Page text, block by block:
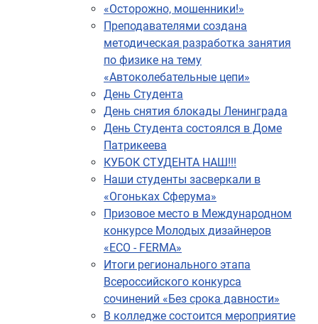
«Осторожно, мошенники!»
Преподавателями создана
методическая разработка занятия
по физике на тему
«Автоколебательные цепи»
День Студента
День снятия блокады Ленинграда
День Студента состоялся в Доме
Патрикеева
КУБОК СТУДЕНТА НАШ!!!
Наши студенты засверкали в
«Огоньках Сферума»
Призовое место в Международном
конкурсе Молодых дизайнеров
«ECO - FERMA»
Итоги регионального этапа
Всероссийского конкурса
сочинений «Без срока давности»
В колледже состоится мероприятие